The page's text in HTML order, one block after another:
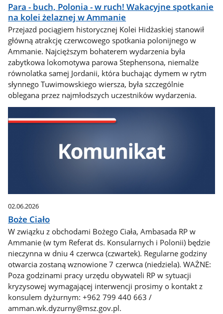
Para - buch, Polonia - w ruch! Wakacyjne spotkanie
na kolei żelaznej w Ammanie
Przejazd pociągiem historycznej Kolei Hidżaskiej stanowił
główną atrakcję czerwcowego spotkania polonijnego w
Ammanie. Najcięższym bohaterem wydarzenia była
zabytkowa lokomotywa parowa Stephensona, niemalże
równolatka samej Jordanii, która buchając dymem w rytm
słynnego Tuwimowskiego wiersza, była szczególnie
oblegana przez najmłodszych uczestników wydarzenia.
02.06.2026
Boże Ciało
W związku z obchodami Bożego Ciała, Ambasada RP w
Ammanie (w tym Referat ds. Konsularnych i Polonii) będzie
nieczynna w dniu 4 czerwca (czwartek). Regularne godziny
otwarcia zostaną wznowione 7 czerwca (niedziela). WAŻNE:
Poza godzinami pracy urzędu obywateli RP w sytuacji
kryzysowej wymagającej interwencji prosimy o kontakt z
konsulem dyżurnym: +962 799 440 663 /
amman.wk.dyzurny@msz.gov.pl.